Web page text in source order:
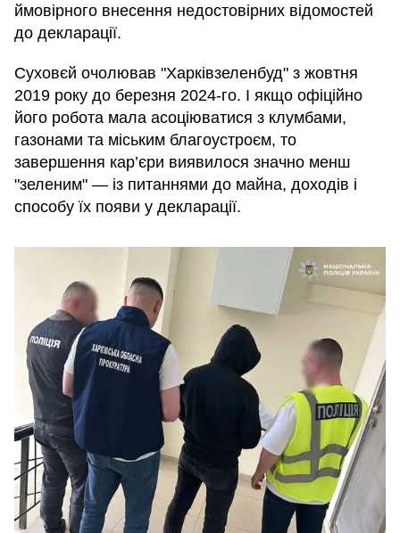
ймовірного внесення недостовірних відомостей
до декларації.
Суховєй очолював "Харківзеленбуд" з жовтня
2019 року до березня 2024-го. І якщо офіційно
його робота мала асоціюватися з клумбами,
газонами та міським благоустроєм, то
завершення кар’єри виявилося значно менш
"зеленим" — із питаннями до майна, доходів і
способу їх появи у декларації.